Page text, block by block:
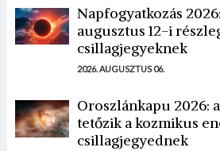
Napfogyatkozás
augusztus 12-i
csillagjegyeknek
2026. AUGUSZTUS 06.
Oroszlánkapu 2026:
tetőzik a kozmikus
csillagjegyednek